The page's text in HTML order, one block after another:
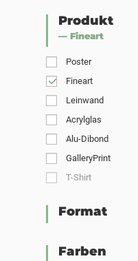
Produkt
— Fineart
Poster
Fineart
Leinwand
Acrylglas
Alu-Dibond
GalleryPrint
T-Shirt
Format
Farben